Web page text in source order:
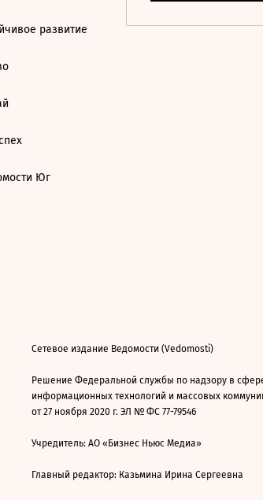
развитие
Юг
Сетевое издание Ведомости (Vedomosti)
Решение Федеральной службы по надзору в
информационных технологий и массовых
от 27 ноября 2020 г. ЭЛ № ФС 77-79546
Учредитель: АО «Бизнес Ньюс Медиа»
Главный редактор: Казьмина Ирина Сергеевна